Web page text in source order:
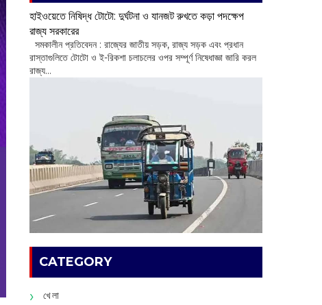
হাইওয়েতে নিষিদ্ধ টোটো: দুর্ঘটনা ও যানজট রুখতে কড়া পদক্ষেপ
রাজ্য সরকারের
সমকালীন প্রতিবেদন : রাজ্যের জাতীয় সড়ক, রাজ্য সড়ক এবং প্রধান
রাস্তাগুলিতে টোটো ও ই-রিকশা চলাচলের ওপর সম্পূর্ণ নিষেধাজ্ঞা জারি করল
রাজ্য...
CATEGORY
খেলা